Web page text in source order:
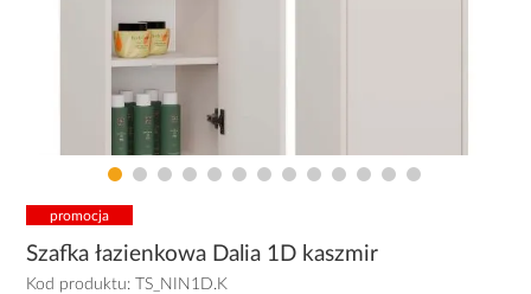
promocja
Szafka łazienkowa Dalia 1D kaszmir
Kod produktu: TS_NIN1D.K